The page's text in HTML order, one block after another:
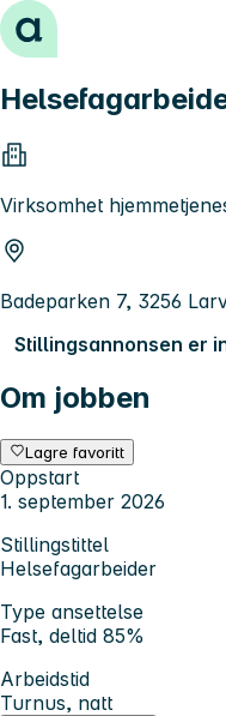
Hopp til innhold
Virksomhet
Badeparken 7, 3256
Stillingsannonsen er
Om jobben
Lagre favoritt
Oppstart
1. september 2026
Stillingstittel
Helsefagarbeider
Type ansettelse
Fast, deltid 85%
Arbeidstid
Turnus, natt